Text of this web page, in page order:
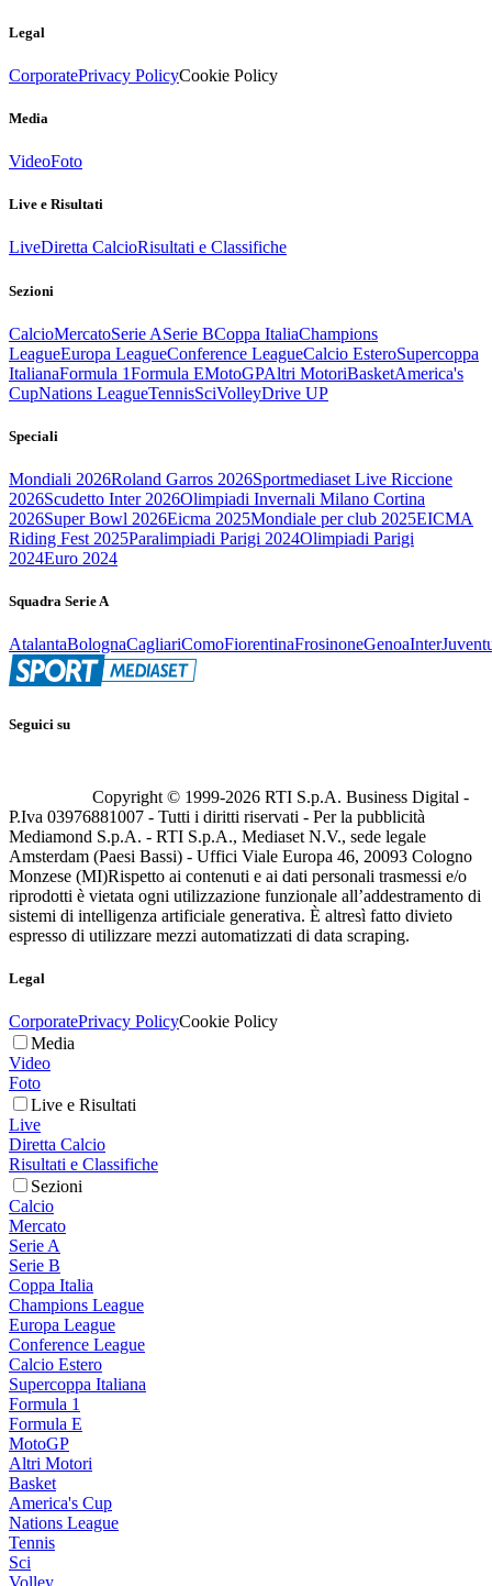
Legal
CorporatePrivacy PolicyCookie Policy
Media
VideoFoto
Live e Risultati
LiveDiretta CalcioRisultati e Classifiche
Sezioni
CalcioMercatoSerie ASerie BCoppa ItaliaChampions
LeagueEuropa LeagueConference LeagueCalcio EsteroSupercoppa
ItalianaFormula 1Formula EMotoGPAltri MotoriBasketAmerica's
CupNations LeagueTennisSciVolleyDrive UP
Speciali
Mondiali 2026Roland Garros 2026Sportmediaset Live Riccione
2026Scudetto Inter 2026Olimpiadi Invernali Milano Cortina
2026Super Bowl 2026Eicma 2025Mondiale per club 2025EICMA
Riding Fest 2025Paralimpiadi Parigi 2024Olimpiadi Parigi
2024Euro 2024
Squadra Serie A
AtalantaBolognaCagliariComoFiorentinaFrosinoneGenoaInter
Seguici su
Copyright © 1999-2026 RTI S.p.A. Business Digital -
P.Iva 03976881007 - Tutti i diritti riservati - Per la pubblicità
Mediamond S.p.A. - RTI S.p.A., Mediaset N.V., sede legale
Amsterdam (Paesi Bassi) - Uffici Viale Europa 46, 20093 Cologno
Monzese (MI)Rispetto ai contenuti e ai dati personali trasmessi e/o
riprodotti è vietata ogni utilizzazione funzionale all’addestramento di
sistemi di intelligenza artificiale generativa. È altresì fatto divieto
espresso di utilizzare mezzi automatizzati di data scraping.
Legal
CorporatePrivacy PolicyCookie Policy
Media
Video
Foto
Live e Risultati
Live
Diretta Calcio
Risultati e Classifiche
Sezioni
Calcio
Mercato
Serie A
Serie B
Coppa Italia
Champions League
Europa League
Conference League
Calcio Estero
Supercoppa Italiana
Formula 1
Formula E
MotoGP
Altri Motori
Basket
America's Cup
Nations League
Tennis
Sci